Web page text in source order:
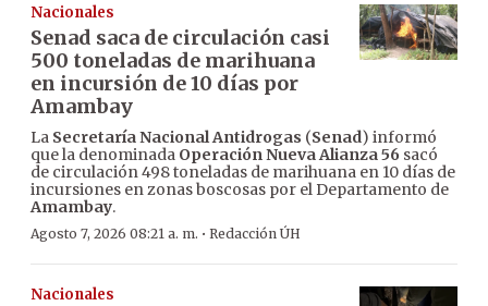
Nacionales
Senad saca de circulación casi
500 toneladas de marihuana
en incursión de 10 días por
Amambay
La Secretaría Nacional Antidrogas (Senad) informó
que la denominada Operación Nueva Alianza 56 sacó
de circulación 498 toneladas de marihuana en 10 días de
incursiones en zonas boscosas por el Departamento de
Amambay.
Agosto 7, 2026 08:21 a. m. · Redacción ÚH
Nacionales